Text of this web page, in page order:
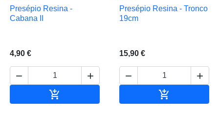
Presépio Resina -
Cabana II
4,90 €
 

Presépio Resina - Tronco
19cm
15,90 €
 
